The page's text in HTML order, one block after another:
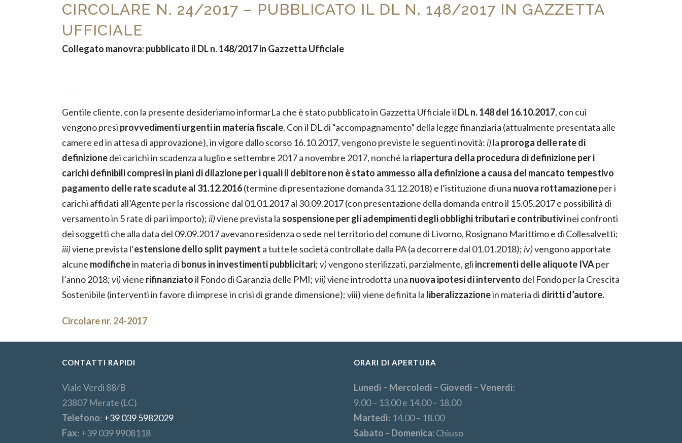
CIRCOLARE N. 24/2017 – PUBBLICATO IL DL N. 148/2017 IN GAZZETTA
UFFICIALE
Collegato manovra: pubblicato il DL n. 148/2017 in Gazzetta Ufficiale
Gentile cliente, con la presente desideriamo informarLa che è stato pubblicato in Gazzetta Ufficiale il DL n. 148 del 16.10.2017, con cui
vengono presi provvedimenti urgenti in materia fiscale. Con il DL di “accompagnamento” della legge finanziaria (attualmente presentata alle
camere ed in attesa di approvazione), in vigore dallo scorso 16.10.2017, vengono previste le seguenti novità: i)la proroga delle rate di
definizionedei carichi in scadenza a luglio e settembre 2017 a novembre 2017, nonché la riapertura della procedura di definizione per i
carichi definibili compresi in piani di dilazione per i quali il debitore non è stato ammesso alla definizione a causa del mancato tempestivo
pagamento delle rate scadute al 31.12.2016(termine di presentazione domanda 31.12.2018) e l’istituzione di una nuova rottamazioneper i
carichi affidati all’Agente per la riscossione dal 01.01.2017 al 30.09.2017 (con presentazione della domanda entro il 15.05.2017 e possibilità di
versamento in 5 rate di pari importo); ii)viene prevista la sospensione per gli adempimenti degli obblighi tributari e contributivinei confronti
dei soggetti che alla data del 09.09.2017 avevano residenza o sede nel territorio del comune di Livorno, Rosignano Marittimo e di Collesalvetti;
iii)viene prevista l’estensione dello split payment a tutte le società controllate dalla PA (a decorrere dal 01.01.2018); iv)vengono apportate
alcune modifichein materia di bonus in investimenti pubblicitari;v)vengono sterilizzati, parzialmente, gli incrementi delle aliquote IVAper
l’anno 2018;vi)viene rifinanziatoil Fondo di Garanzia delle PMI;vii)viene introdotta una nuova ipotesi di intervento del Fondo per la Crescita
Sostenibile (interventi in favore di imprese in crisi di grande dimensione); viii) viene definita la liberalizzazionein materia di diritti d’autore.
Circolare nr. 24-2017
CONTATTI RAPIDI
Viale Verdi 88/B
23807 Merate (LC)
Telefono: +39 039 5982029
Fax: +39 039 9908118
ORARI DI APERTURA
Lunedì – Mercoledì – Giovedì – Venerdì:
9.00 – 13.00 e 14.00 – 18.00
Martedì: 14.00 – 18.00
Sabato – Domenica:Chiuso